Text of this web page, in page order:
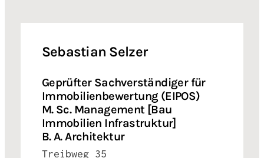
Sebastian Selzer
Geprüfter Sachverständiger für
Immobilienbewertung (EIPOS)
M. Sc. Management [Bau
Immobilien Infrastruktur]
B. A. Architektur
Treibweg 35